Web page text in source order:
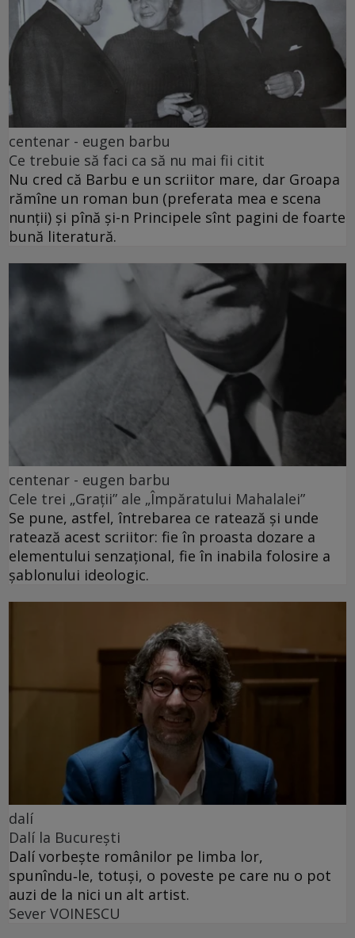
centenar - eugen barbu
Ce trebuie să faci ca să nu mai fii citit
Nu cred că Barbu e un scriitor mare, dar Groapa
rămîne un roman bun (preferata mea e scena
nunții) și pînă și-n Principele sînt pagini de foarte
bună literatură.
centenar - eugen barbu
Cele trei „Grații” ale „Împăratului Mahalalei”
Se pune, astfel, întrebarea ce ratează și unde
ratează acest scriitor: fie în proasta dozare a
elementului senzațional, fie în inabila folosire a
șablonului ideologic.
dalí
Dalí la București
Dalí vorbește românilor pe limba lor,
spunîndu‑le, totuși, o poveste pe care nu o pot
auzi de la nici un alt artist.
Sever VOINESCU